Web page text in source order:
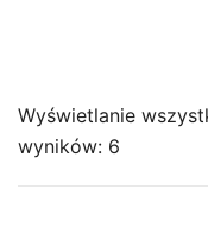
Wyświetlanie
wyników: 6